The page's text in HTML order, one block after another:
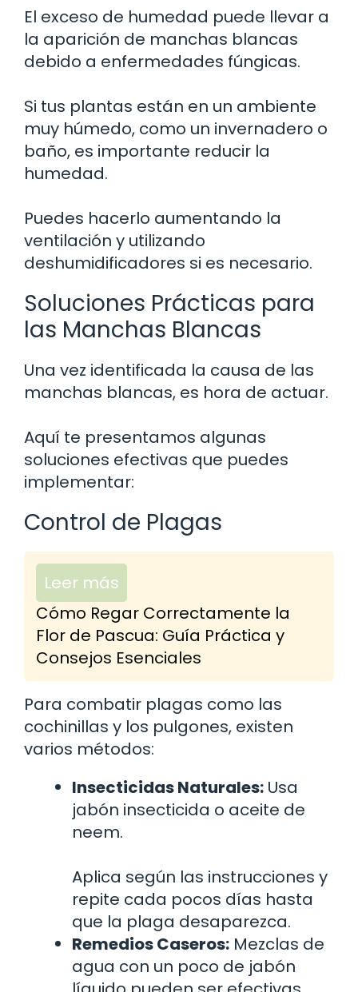
El exceso de humedad puede llevar a
la aparición de manchas blancas
debido a enfermedades fúngicas.
Si tus plantas están en un ambiente
muy húmedo, como un invernadero o
baño, es importante reducir la
humedad.
Puedes hacerlo aumentando la
ventilación y utilizando
deshumidificadores si es necesario.
Soluciones Prácticas para
las Manchas Blancas
Una vez identificada la causa de las
manchas blancas, es hora de actuar.
Aquí te presentamos algunas
soluciones efectivas que puedes
implementar:
Control de Plagas
Leer más
Cómo Regar Correctamente la
Flor de Pascua: Guía Práctica y
Consejos Esenciales
Para combatir plagas como las
cochinillas y los pulgones, existen
varios métodos:
Insecticidas Naturales: Usa
jabón insecticida o aceite de
neem.
Aplica según las instrucciones y
repite cada pocos días hasta
que la plaga desaparezca.
Remedios Caseros: Mezclas de
agua con un poco de jabón